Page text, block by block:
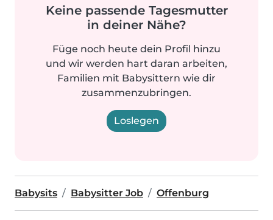
Keine passende Tagesmutter
in deiner Nähe?
Füge noch heute dein Profil hinzu
und wir werden hart daran arbeiten,
Familien mit Babysittern wie dir
zusammenzubringen.
Loslegen
Babysits Babysitter Job Offenburg